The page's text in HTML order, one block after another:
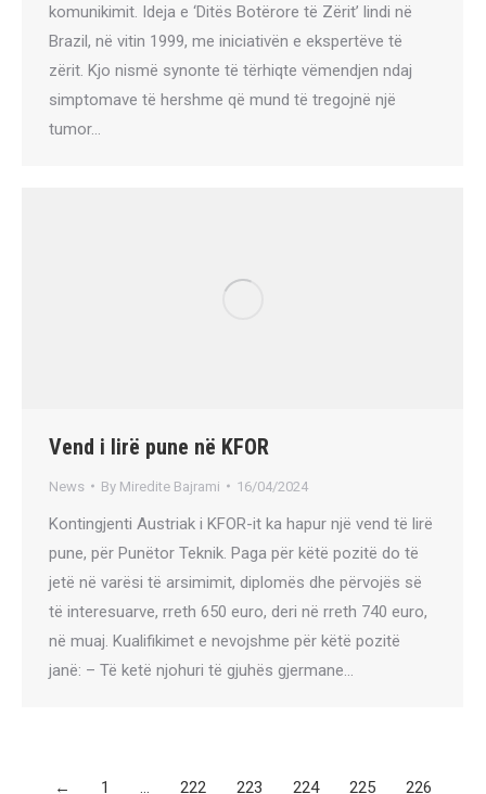
komunikimit. Ideja e ‘Ditës Botërore të Zërit’ lindi në
Brazil, në vitin 1999, me iniciativën e ekspertëve të
zërit. Kjo nismë synonte të tërhiqte vëmendjen ndaj
simptomave të hershme që mund të tregojnë një
tumor…
Vend i lirë pune në KFOR
News By Miredite Bajrami 16/04/2024
Kontingjenti Austriak i KFOR-it ka hapur një vend të lirë
pune, për Punëtor Teknik. Paga për këtë pozitë do të
jetë në varësi të arsimimit, diplomës dhe përvojës së
të interesuarve, rreth 650 euro, deri në rreth 740 euro,
në muaj. Kualifikimet e nevojshme për këtë pozitë
janë: – Të ketë njohuri të gjuhës gjermane…
← 1 … 222 223 224 225 226